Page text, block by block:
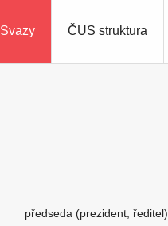
Svazy ČUS struktura
předseda (prezident, ředitel)